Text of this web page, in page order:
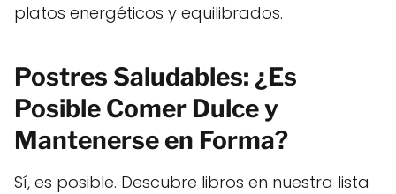
platos energéticos y equilibrados.
Postres Saludables: ¿Es
Posible Comer Dulce y
Mantenerse en Forma?
Sí, es posible. Descubre libros en nuestra lista